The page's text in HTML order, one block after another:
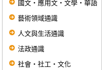
國文‧應用文‧文學‧華語
藝術領域通識
人文與生活通識
法政通識
社會‧社工‧文化